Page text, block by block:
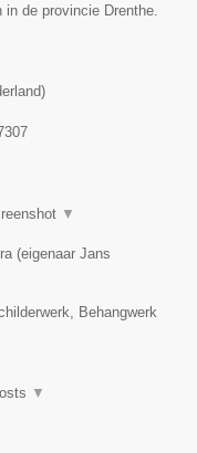
de provincie Drenthe.
)
▼
(eigenaar Jans
Behangwerk
▼